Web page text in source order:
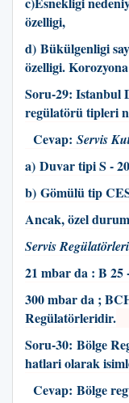
özelligi,
d) Bükülgenligi
özelligi.
Soru-29: Istanbul
regülatörü tipleri
Cevap: Servis
a) Duvar tipi S -
b) Gömülü tip
Ancak, özel
Servis
21 mbar da : B 25
300 mbar da ;
Regülatörleridir.
Soru-30: Bölge
hatlari olarak
Cevap: Bölge